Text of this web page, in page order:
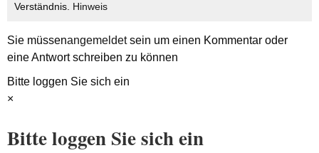
Verständnis. Hinweis
Sie müssenangemeldetsein um einen Kommentar oder
eine Antwort schreiben zu können
Bitte loggen Sie sich ein
×
Bitte loggen Sie sich ein